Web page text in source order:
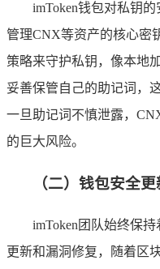
imToken钱包对私钥
管理CNX等资产的核心密
策略来守护私钥，像本地
妥善保管自己的助记词，
一旦助记词不慎泄露，
的巨大风险。
（二）钱包安全更
imToken团队始终保
更新和漏洞修复，随着区